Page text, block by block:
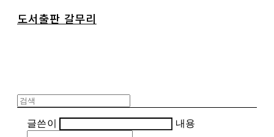
도서출판 갈무리
글쓴이 내용